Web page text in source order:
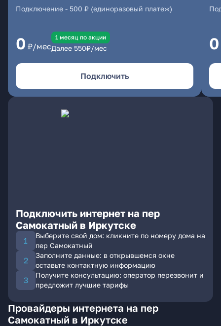
Подключение - 500 ₽ (единоразовый платеж)
0 ₽/мес
1 месяц по акции
Далее 550₽/мес
Подключить
0
Подключить интернет на пер
Самокатный в Иркутске
Выберите свой дом: кликните по номеру дома на
пер Самокатный
Заполните данные: в открывшемся окне
оставьте контактную информацию
Получите консультацию: оператор перезвонит и
предложит лучшие тарифы
Провайдеры интернета на пер
Самокатный в Иркутске